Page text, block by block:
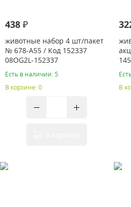
438 ₽
животные набор 4 шт/пакет
№ 678-A55 / Код 152337
08OG2L-152337
Есть в наличии: 5
В корзине: 0
В